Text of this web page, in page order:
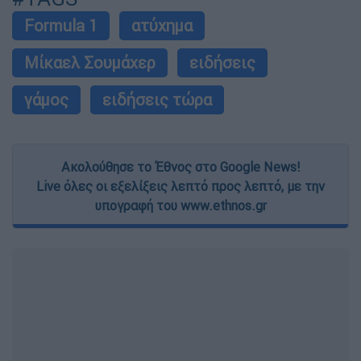
Formula 1
ατύχημα
Μίκαελ Σουμάχερ
ειδήσεις
γάμος
ειδήσεις τώρα
Ακολούθησε το Έθνος στο Google News!
Live όλες οι εξελίξεις λεπτό προς λεπτό, με την
υπογραφή του www.ethnos.gr